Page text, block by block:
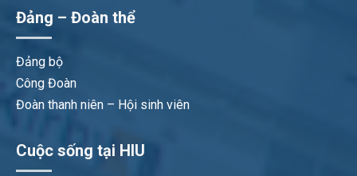
Đảng – Đoàn thể
Đảng bộ
Công Đoàn
Đoàn thanh niên – Hội sinh viên
Cuộc sống tại HIU